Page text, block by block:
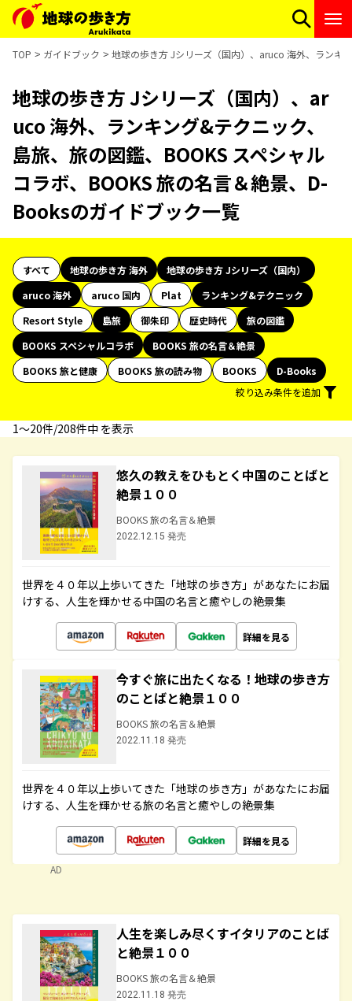
TOP ガイドブック 地球の歩き方 Jシリーズ（国内）、aruco 海外、ランキ
地球の歩き方 Jシリーズ（国内）、ar
uco 海外、ランキング&テクニック、
島旅、旅の図鑑、BOOKS スペシャル
コラボ、BOOKS 旅の名言＆絶景、D-
Booksのガイドブック一覧
すべて 地球の歩き方 海外
地球の歩き方 Jシリーズ（国内）
aruco 海外
aruco 国内 Plat
ランキング&テクニック
Resort Style
島旅 御朱印 歴史時代
旅の図鑑
BOOKS スペシャルコラボ
BOOKS 旅の名言＆絶景
BOOKS 旅と健康
BOOKS 旅の読み物 BOOKS
D-Books
絞り込み条件を追加
1〜20件/208件中 を表示
悠久の教えをひもとく中国のことばと
絶景１００
BOOKS 旅の名言＆絶景
2022.12.15 発売
世界を４０年以上歩いてきた「地球の歩き方」があなたにお届
けする、人生を輝かせる中国の名言と癒やしの絶景集
詳細を見る
今すぐ旅に出たくなる！地球の歩き方
のことばと絶景１００
BOOKS 旅の名言＆絶景
2022.11.18 発売
世界を４０年以上歩いてきた「地球の歩き方」があなたにお届
けする、人生を輝かせる旅の名言と癒やしの絶景集
詳細を見る
AD
人生を楽しみ尽くすイタリアのことば
と絶景１００
BOOKS 旅の名言＆絶景
2022.11.18 発売